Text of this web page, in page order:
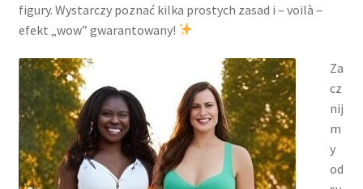
figury. Wystarczy poznać kilka prostych zasad i – voilà –
efekt „wow” gwarantowany!
Za
cz
nij
m
y
od